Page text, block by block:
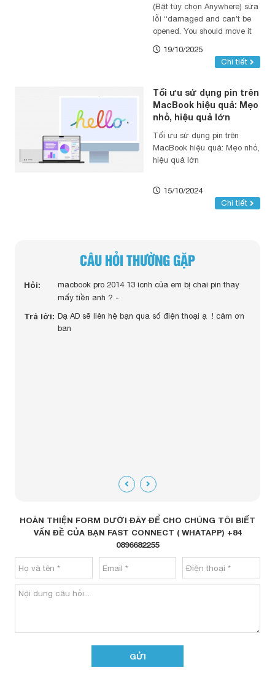
(Bật tùy chọn Anywhere) sửa
lỗi “damaged and can’t be
opened. You should move it
to the Trash”
19/10/2025
Chi tiết
Tối ưu sử dụng pin trên
MacBook hiệu quả: Mẹo
nhỏ, hiệu quả lớn
Tối ưu sử dụng pin trên
MacBook hiệu quả: Mẹo nhỏ,
hiệu quả lớn
15/10/2024
Chi tiết
CÂU HỎI THƯỜNG GẶP
Hỏi:
macbook pro 2014 13 icnh của em bị chai pin thay
mấy tiền anh ? -
Trả lời: Dạ AD sẽ liên hệ bạn qua số điện thoại ạ ! cảm ơn
ban
HOÀN THIỆN FORM DƯỚI ĐÂY ĐỂ CHO CHÚNG TÔI BIẾT
VẤN ĐỀ CỦA BẠN FAST CONNECT ( WHATAPP) +84
0896682255